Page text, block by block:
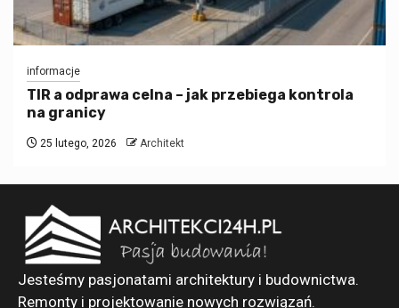
informacje
TIR a odprawa celna – jak przebiega kontrola
na granicy
25 lutego, 2026 Architekt
Jesteśmy pasjonatami architektury i budownictwa.
Remonty i projektowanie nowych rozwiązań.